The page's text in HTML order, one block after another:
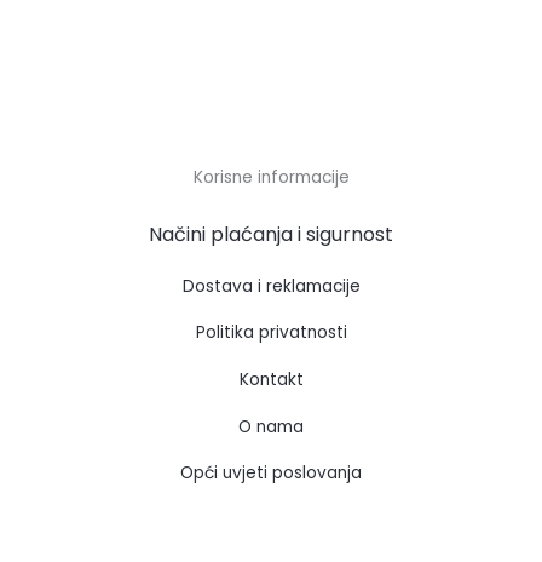
Korisne informacije
Načini plaćanja i sigurnost
Dostava i reklamacije
Politika privatnosti
Kontakt
O nama
Opći uvjeti poslovanja